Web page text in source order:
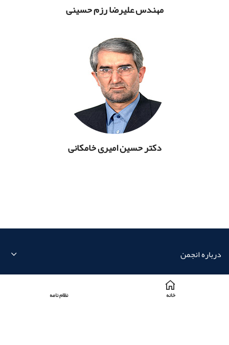
مهندس علیرضا رزم حسینی
دکتر حسین امیری خامکانی
درباره انجمن
خانه نظام نامه